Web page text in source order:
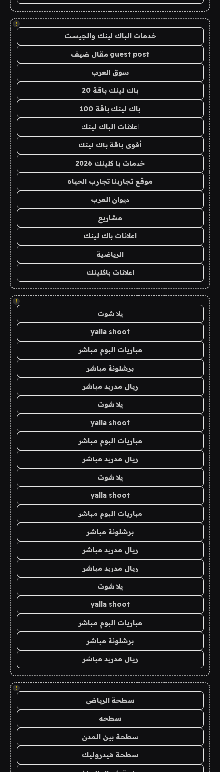
!
خدمات الباك لينك والجيست
guest post مقال ضيف
سوق العرب
باك لينك باقة 20
باك لينك باقة 100
اعلانات الباك لينك
أقوى باقة باك لينك
خدمات با كلينك 2026
موقع تجاربنا تجارب الحياه
ديوان العرب
مشاريع
اعلانات باك لينك
الرياضية
اعلانات باكلينك
!
يلا شوت
yalla shoot
مباريات اليوم مباشر
برشلونة مباشر
ريال مدريد مباشر
يلا شوت
yalla shoot
مباريات اليوم مباشر
ريال مدريد مباشر
يلا شوت
yalla shoot
مباريات اليوم مباشر
برشلونة مباشر
ريال مدريد مباشر
ريال مدريد مباشر
يلا شوت
yalla shoot
مباريات اليوم مباشر
برشلونة مباشر
ريال مدريد مباشر
!
سطحة الرياض
سطحه
سطحة بين المدن
سطحة هيدروليك